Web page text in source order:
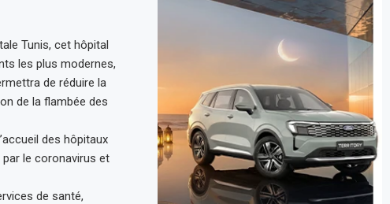
Tunis, cet hôpital
les plus modernes,
de réduire la
de la flambée des
des hôpitaux
le coronavirus et
de santé,